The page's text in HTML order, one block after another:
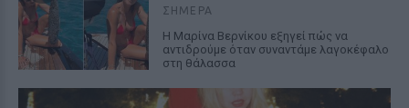
ΣΉΜΕΡΑ
Η Μαρίνα Βερνίκου εξηγεί πώς να
αντιδρούμε όταν συναντάμε λαγοκέφαλο
στη θάλασσα